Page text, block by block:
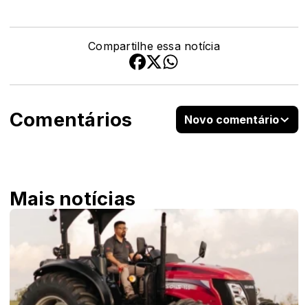
Compartilhe essa notícia
Comentários Novo comentário
Mais notícias